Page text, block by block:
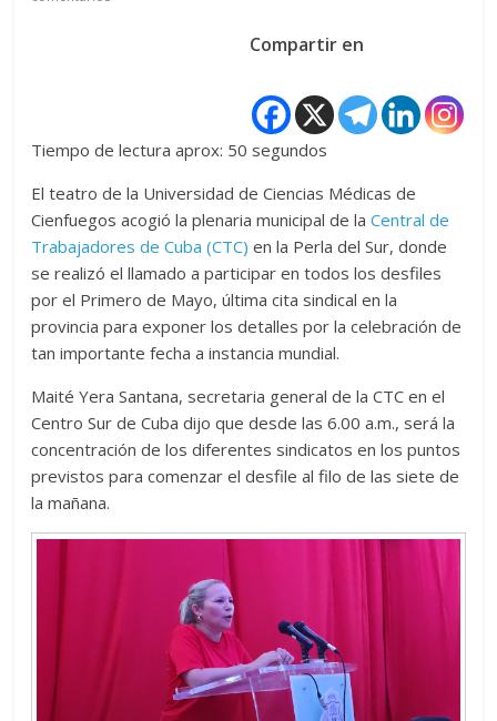
Compartir en
Tiempo de lectura aprox: 50 segundos
El teatro de la Universidad de Ciencias Médicas de
Cienfuegos acogió la plenaria municipal de laCentral de
Trabajadores de Cuba (CTC) en la Perla del Sur, donde
se realizó el llamado a participar en todos los desfiles
por el Primero de Mayo, última cita sindical en la
provincia para exponer los detalles por la celebración de
tan importante fecha a instancia mundial.
Maité Yera Santana, secretaria general de la CTC en el
Centro Sur de Cuba dijo que desde las 6.00 a.m., será la
concentración de los diferentes sindicatos en los puntos
previstos para comenzar el desfile al filo de las siete de
la mañana.